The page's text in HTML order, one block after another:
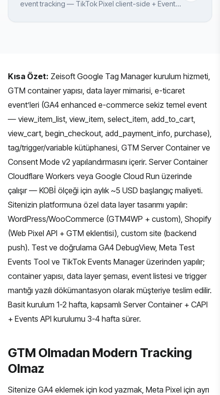
event tracking — TikTok Pixel client-side + Events
Kısa Özet: Zeisoft Google Tag Manager kurulum hizmeti,
GTM container yapısı, data layer mimarisi, e-ticaret
event’leri (GA4 enhanced e-commerce sekiz temel event
— view_item_list, view_item, select_item, add_to_cart,
view_cart, begin_checkout, add_payment_info, purchase),
tag/trigger/variable kütüphanesi, GTM Server Container ve
Consent Mode v2 yapılandırmasını içerir. Server Container
Cloudflare Workers veya Google Cloud Run üzerinde
çalışır — KOBİ ölçeği için aylık ~5 USD başlangıç maliyeti.
Sitenizin platformuna özel data layer tasarımı yapılır:
WordPress/WooCommerce (GTM4WP + custom), Shopify
(Web Pixel API + GTM eklentisi), custom site (backend
push). Test ve doğrulama GA4 DebugView, Meta Test
Events Tool ve TikTok Events Manager üzerinden yapılır;
container yapısı, data layer şeması, event listesi ve trigger
mantığı yazılı dökümantasyon olarak müşteriye teslim edilir.
Basit kurulum 1-2 hafta, kapsamlı Server Container + CAPI
+ Events API kurulumu 3-4 hafta sürer.
GTM Olmadan Modern Tracking
Olmaz
Sitenize GA4 eklemek için kod yazmak, Meta Pixel için ayrı